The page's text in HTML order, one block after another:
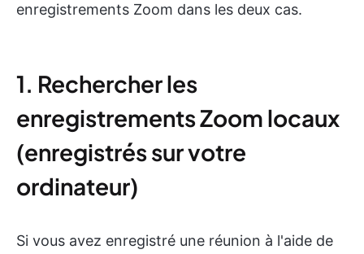
enregistrements Zoom dans les deux cas.
1. Rechercher les
enregistrements Zoom locaux
(enregistrés sur votre
ordinateur)
Si vous avez enregistré une réunion à l'aide de